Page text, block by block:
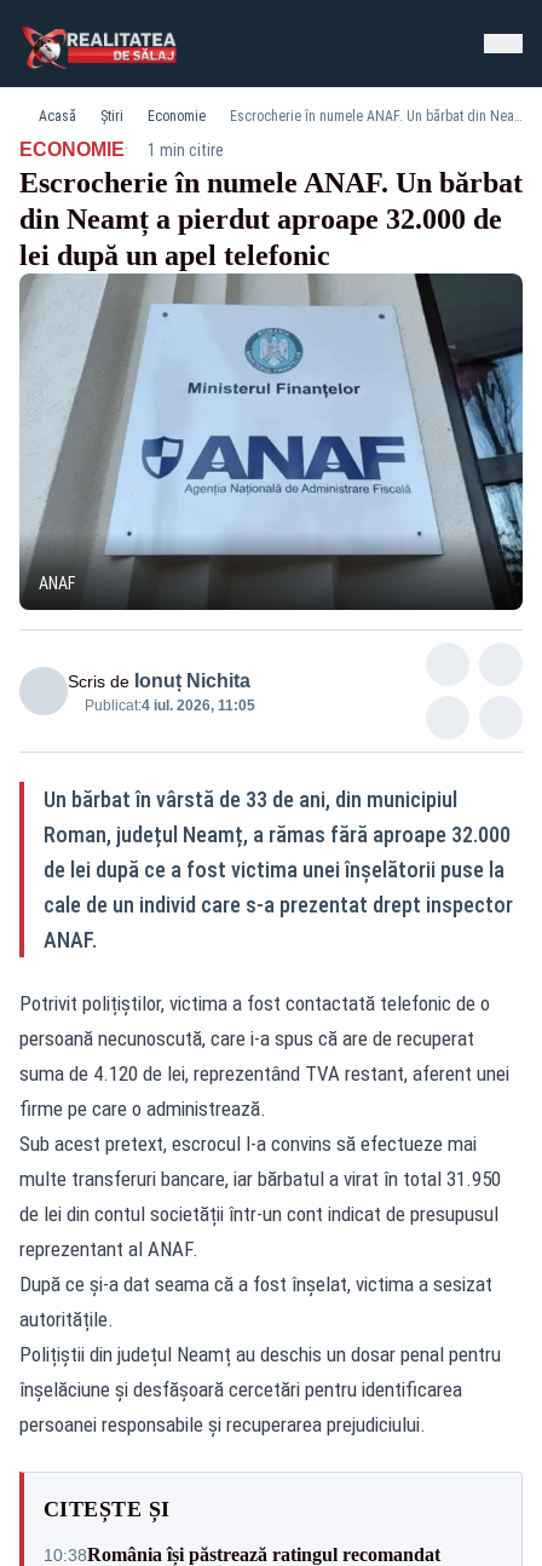
Acasă Știri Economie Escrocherie în numele ANAF. Un bărbat din Neamț a pierdut aproape 32.000 de lei după un apel telefonic
ECONOMIE· 1 min citire
Escrocherie în numele ANAF. Un bărbat
din Neamț a pierdut aproape 32.000 de
lei după un apel telefonic
ANAF
Scris de Ionuț Nichita
Publicat:4 iul. 2026, 11:05
Un bărbat în vârstă de 33 de ani, din municipiul
Roman, județul Neamț, a rămas fără aproape 32.000
de lei după ce a fost victima unei înșelătorii puse la
cale de un individ care s-a prezentat drept inspector
ANAF.
Potrivit polițiștilor, victima a fost contactată telefonic de o
persoană necunoscută, care i-a spus că are de recuperat
suma de 4.120 de lei, reprezentând TVA restant, aferent unei
firme pe care o administrează.
Sub acest pretext, escrocul l-a convins să efectueze mai
multe transferuri bancare, iar bărbatul a virat în total 31.950
de lei din contul societății într-un cont indicat de presupusul
reprezentant al ANAF.
După ce și-a dat seama că a fost înșelat, victima a sesizat
autoritățile.
Polițiștii din județul Neamț au deschis un dosar penal pentru
înșelăciune și desfășoară cercetări pentru identificarea
persoanei responsabile și recuperarea prejudiciului.
CITEȘTE ȘI
10:38România își păstrează ratingul recomandat